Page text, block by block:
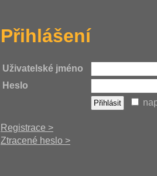
Přihlášení
Uživatelské jméno
Heslo
Registrace >
Ztracené heslo >